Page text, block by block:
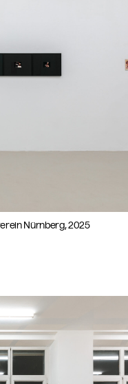
Nürnberg, 2025